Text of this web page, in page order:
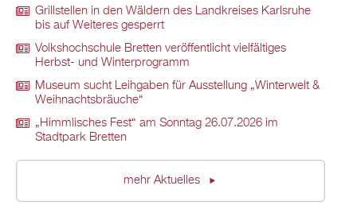
Grillstellen in den Wäldern des Landkreises Karlsruhe
bis auf Weiteres gesperrt
Volkshochschule Bretten veröffentlicht vielfältiges
Herbst- und Winterprogramm
Museum sucht Leihgaben für Ausstellung „Winterwelt &
Weihnachtsbräuche“
„Himmlisches Fest“ am Sonntag 26.07.2026 im
Stadtpark Bretten
mehr Aktuelles